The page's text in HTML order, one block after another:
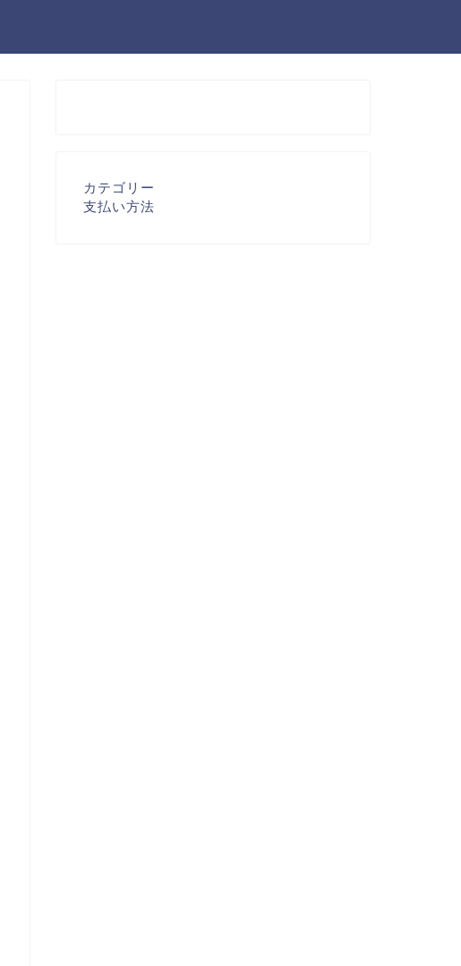
カテゴリー
支払い方法